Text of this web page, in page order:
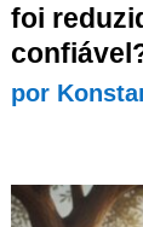
foi
por